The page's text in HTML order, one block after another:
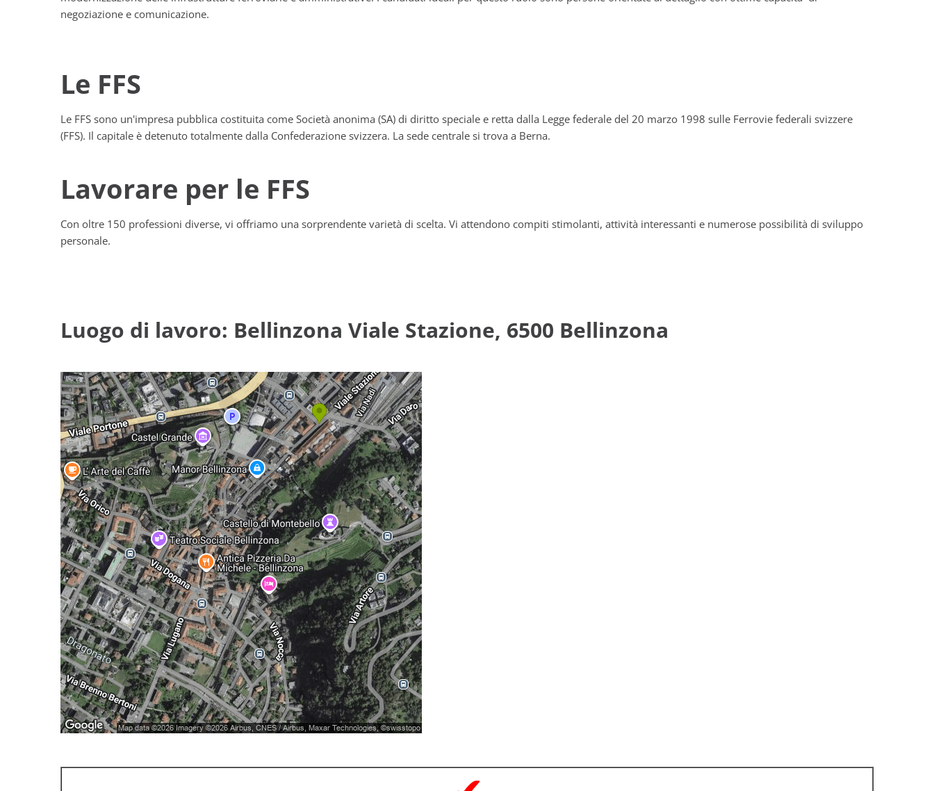
negoziazione e comunicazione.
Le FFS
Le FFS sono un'impresa pubblica costituita come Società anonima (SA) di diritto speciale e retta dalla Legge federale del 20 marzo 1998 sulle Ferrovie federali svizzere
(FFS). Il capitale è detenuto totalmente dalla Confederazione svizzera. La sede centrale si trova a Berna.
Lavorare per le FFS
Con oltre 150 professioni diverse, vi offriamo una sorprendente varietà di scelta. Vi attendono compiti stimolanti, attività interessanti e numerose possibilità di sviluppo
personale.
Luogo di lavoro: Bellinzona Viale Stazione, 6500 Bellinzona